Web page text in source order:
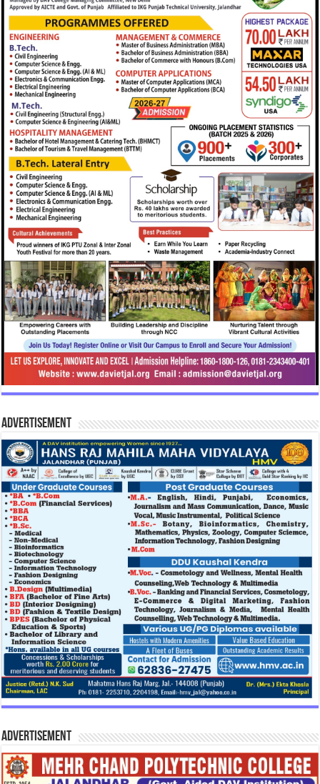
Advertisement
Advertisement